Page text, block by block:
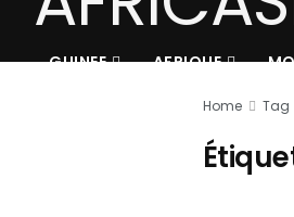
GUINEE AFRIQUE
Home Tag